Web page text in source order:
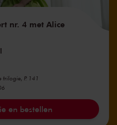
nr. 4 met Alice
trilogie, P. 141
en bestellen